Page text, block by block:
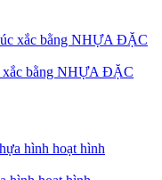
xắc bằng NHỰA ĐẶC